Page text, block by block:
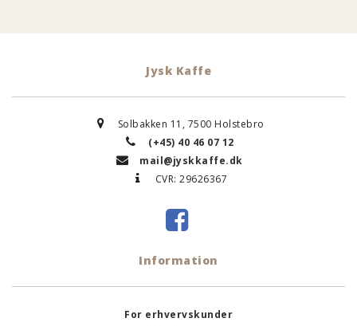
Jysk Kaffe
Solbakken 11, 7500 Holstebro
(+45) 40 46 07 12
mail@jyskkaffe.dk
CVR: 29626367
Information
For erhvervskunder